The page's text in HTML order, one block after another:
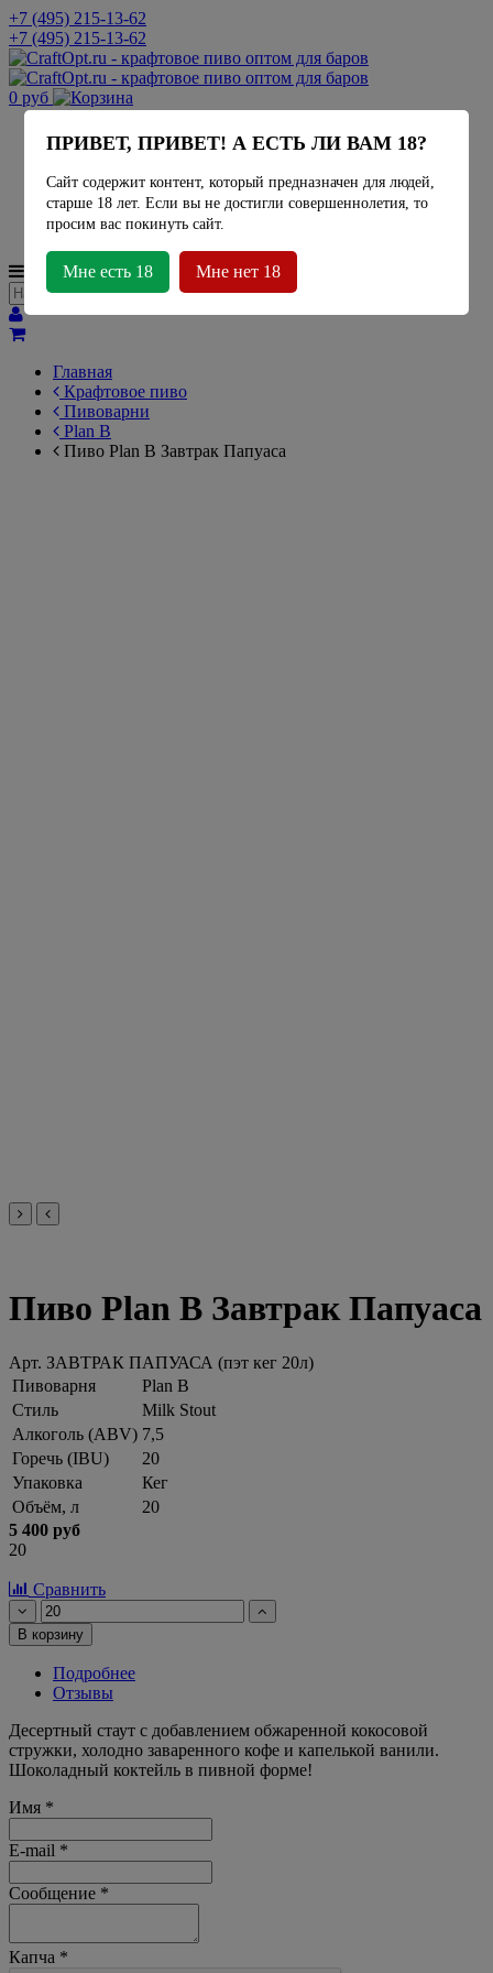
+7 (495) 215-13-62
+7 (495) 215-13-62
0 руб
Актуальное наличие
Миды
Лимонад
Крафтовое пиво
Пивоварни
МЕНЮ
Главная
Крафтовое пиво
Пивоварни
Plan B
Пиво Plan B Завтрак Папуаса
Пиво Plan B Завтрак Папуаса
Арт. ЗАВТРАК ПАПУАСА (пэт кег 20л)
Пивоварня
Plan B
Стиль
Milk Stout
Алкоголь (ABV) 7,5
Горечь (IBU)
20
Упаковка
Кег
Объём, л
20
5 400 руб
20
Сравнить
В корзину
Подробнее
Отзывы
Десертный стаут с добавлением обжаренной кокосовой
стружки, холодно заваренного кофе и капелькой ванили.
Шоколадный коктейль в пивной форме!
Имя *
E-mail *
Сообщение *
Капча *
ПРИВЕТ, ПРИВЕТ! А ЕСТЬ ЛИ ВАМ 18?
Сайт содержит контент, который предназначен для людей,
старше 18 лет. Если вы не достигли совершеннолетия, то
просим вас покинуть сайт.
Мне есть 18 Мне нет 18